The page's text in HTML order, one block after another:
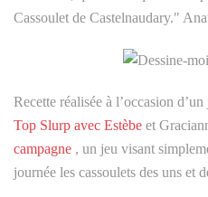
Cassoulet de Castelnaudary."
Recette réalisée à l’occasion
Top Slurp avec Estèbe et
campagne , un jeu visant
journée les cassoulets des uns et